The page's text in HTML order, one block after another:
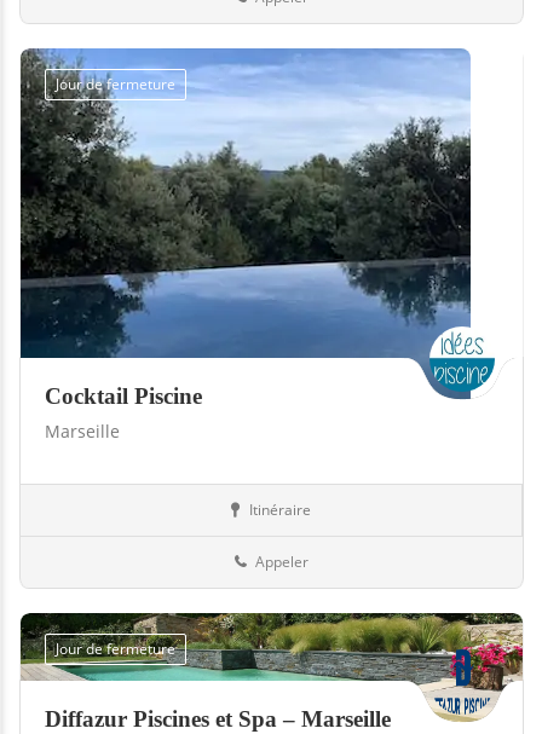
Jour de fermeture
Cocktail Piscine
Marseille
Itinéraire
Appeler
Jour de fermeture
Diffazur Piscines et Spa – Marseille